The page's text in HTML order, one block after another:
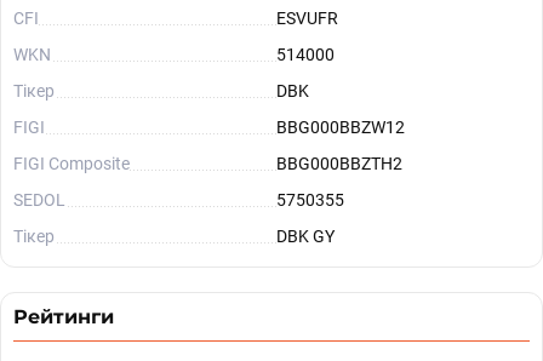
CFI
ESVUFR
WKN
514000
Тікер
DBK
FIGI
BBG000BBZW12
FIGI Composite
BBG000BBZTH2
SEDOL
5750355
Тікер
DBK GY
Рейтинги